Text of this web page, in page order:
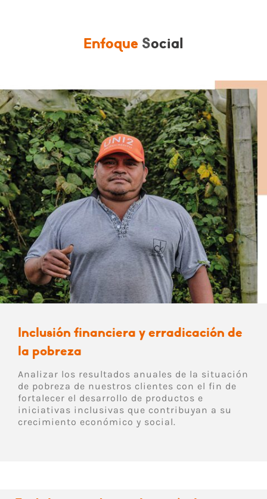
Enfoque Social
Inclusión financiera y erradicación de
la pobreza
Analizar los resultados anuales de la situación
de pobreza de nuestros clientes con el fin de
fortalecer el desarrollo de productos e
iniciativas inclusivas que contribuyan a su
crecimiento económico y social.